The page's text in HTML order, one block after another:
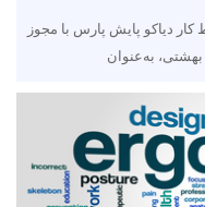
دیاکو پایش پارس با مجوز
به‌عنوان